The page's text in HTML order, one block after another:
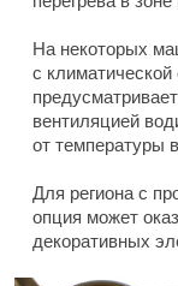
На некоторых
с
вентиляцией
от температуры
Для региона с
опция может
декоративных